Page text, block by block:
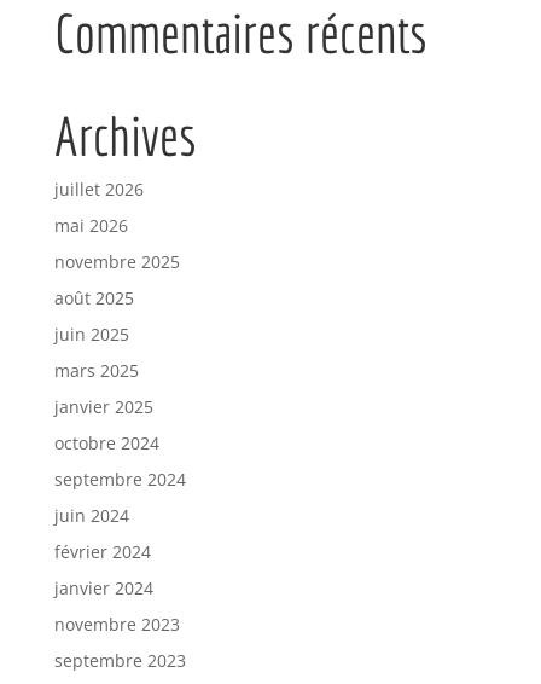
Commentaires récents
Archives
juillet 2026
mai 2026
novembre 2025
août 2025
juin 2025
mars 2025
janvier 2025
octobre 2024
septembre 2024
juin 2024
février 2024
janvier 2024
novembre 2023
septembre 2023